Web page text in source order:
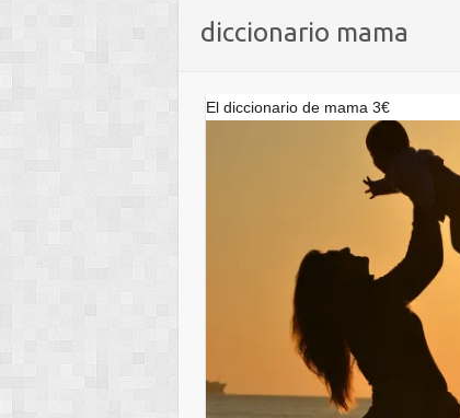
diccionario mama
El diccionario de mama 3€